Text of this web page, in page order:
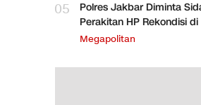
05
Polres Jakbar Diminta
Perakitan HP Rekondisi
Megapolitan